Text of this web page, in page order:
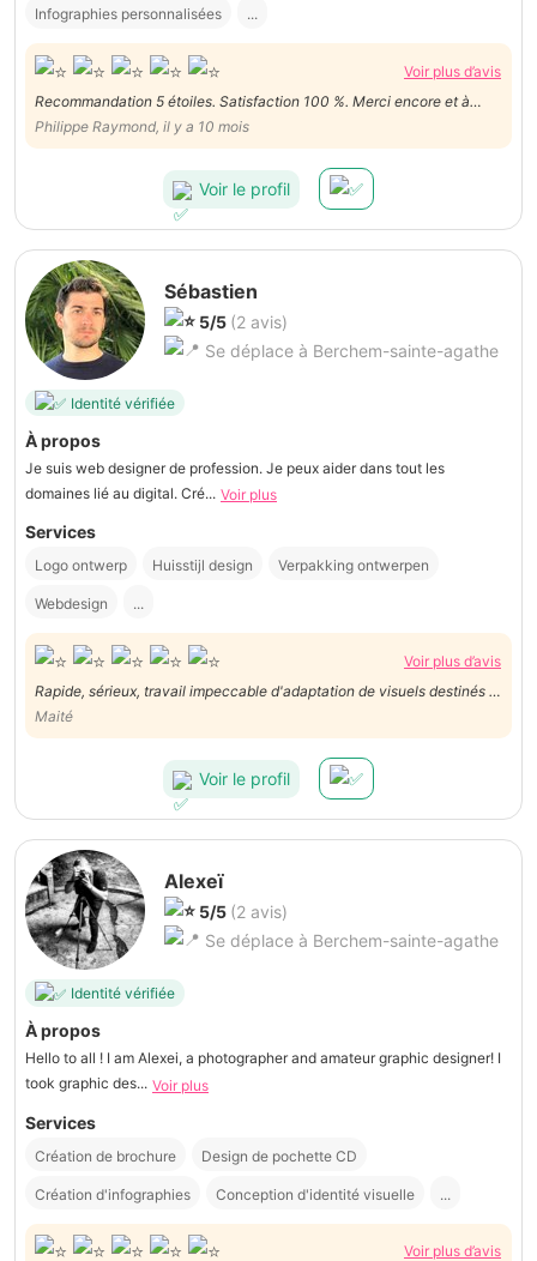
Infographies personnalisées ...
Voir plus d’avis
Recommandation 5 étoiles. Satisfaction 100 %. Merci encore et à
bientôt.
Philippe Raymond, il y a 10 mois
Voir le profil
Sébastien
5/5 (2 avis)
Se déplace à Berchem-sainte-agathe
Identité vérifiée
À propos
Je suis web designer de profession. Je peux aider dans tout les
domaines lié au digital. Cré... Voir plus
Services
Logo ontwerp Huisstijl design Verpakking ontwerpen
Webdesign ...
Voir plus d’avis
Rapide, sérieux, travail impeccable d'adaptation de visuels destinés à
un site web. Merci.
Maité
Voir le profil
Alexeï
5/5 (2 avis)
Se déplace à Berchem-sainte-agathe
Identité vérifiée
À propos
Hello to all ! I am Alexei, a photographer and amateur graphic designer! I
took graphic des... Voir plus
Services
Création de brochure Design de pochette CD
Création d'infographies Conception d'identité visuelle ...
Voir plus d’avis